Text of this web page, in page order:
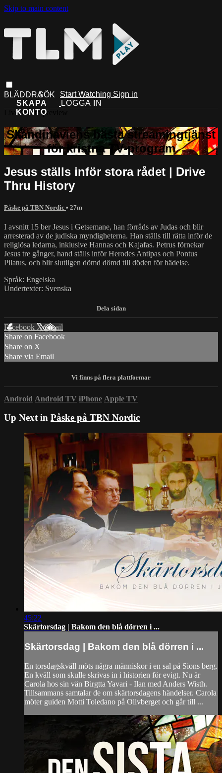
Skip to main content
Start Watching Sign in
Live stream preview
Jesus ställs inför stora rådet | Drive
Thru History
Påske på TBN Nordic • 27m
I avsnitt 15 ber Jesus i Getsemane, han förråds av Judas och blir
arresterad av de judiska myndigheterna. Han ställs till rätta inför de
religiösa ledarna, inklusive Hannas och Kajafas. Petrus förnekar
Jesus tre gånger, hand ställs inför Herodes Antipas och Pontus
Pilatus, och blir slutligen dömd dömd till döden för hädelse.
Språk: Engelska
Undertexter: Svenska
Facebook XEmail
Share on Facebook
Share on X
Share via Email
Android Android TV iPhone Apple TV
Up Next in Påske på TBN Nordic
45:22
Skärtorsdag | Bakom den blå dörren i ...
Skärtorsdag | Bakom den blå dörren i ...
En torsdagskväll möts några människor i en sal på Sions berg.
En kväll som skulle skrivas in i historien för evigt. Nu är
Carola hos sin vän Birgtta Yavari - Ilan med Anders Wisth.
Tillsammans samtalar de om skärtorsdagens händelser. Carola
möter guiden Motti Toledano på Olivberget och går till ...